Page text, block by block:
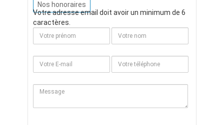
Nos honoraires
Votre adresse email doit avoir un minimum de 6
caractères.